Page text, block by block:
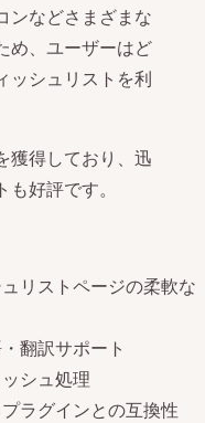
ンなどさまざまな
め、ユーザーはど
ッシュリストを利
獲得しており、迅
好評です。
リストページの柔軟な
翻訳サポート
シュ処理
ラグインとの互換性